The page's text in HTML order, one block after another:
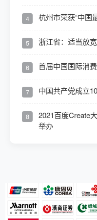
4 杭州市荣获“中国
5 浙江省：适当放
6 首届中国国际消
7 中国共产党成立
8
2021百度Create
举办